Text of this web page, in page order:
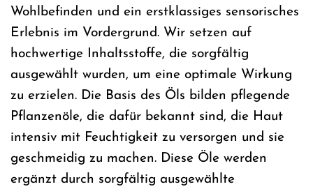
Wohlbefinden und ein erstklassiges sensorisches
Erlebnis im Vordergrund. Wir setzen auf
hochwertige Inhaltsstoffe, die sorgfältig
ausgewählt wurden, um eine optimale Wirkung
zu erzielen. Die Basis des Öls bilden pflegende
Pflanzenöle, die dafür bekannt sind, die Haut
intensiv mit Feuchtigkeit zu versorgen und sie
geschmeidig zu machen. Diese Öle werden
ergänzt durch sorgfältig ausgewählte